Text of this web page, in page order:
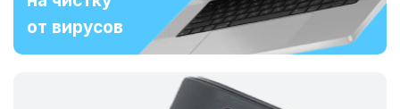
от вирусов